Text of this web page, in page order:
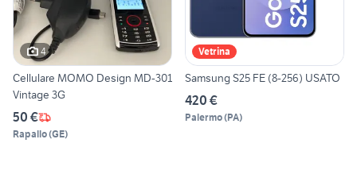
4
Cellulare MOMO Design MD-301
Vintage 3G
50 €
Rapallo(GE)
Vetrina
Samsung S25 FE (8-256) USATO
420 €
Palermo(PA)